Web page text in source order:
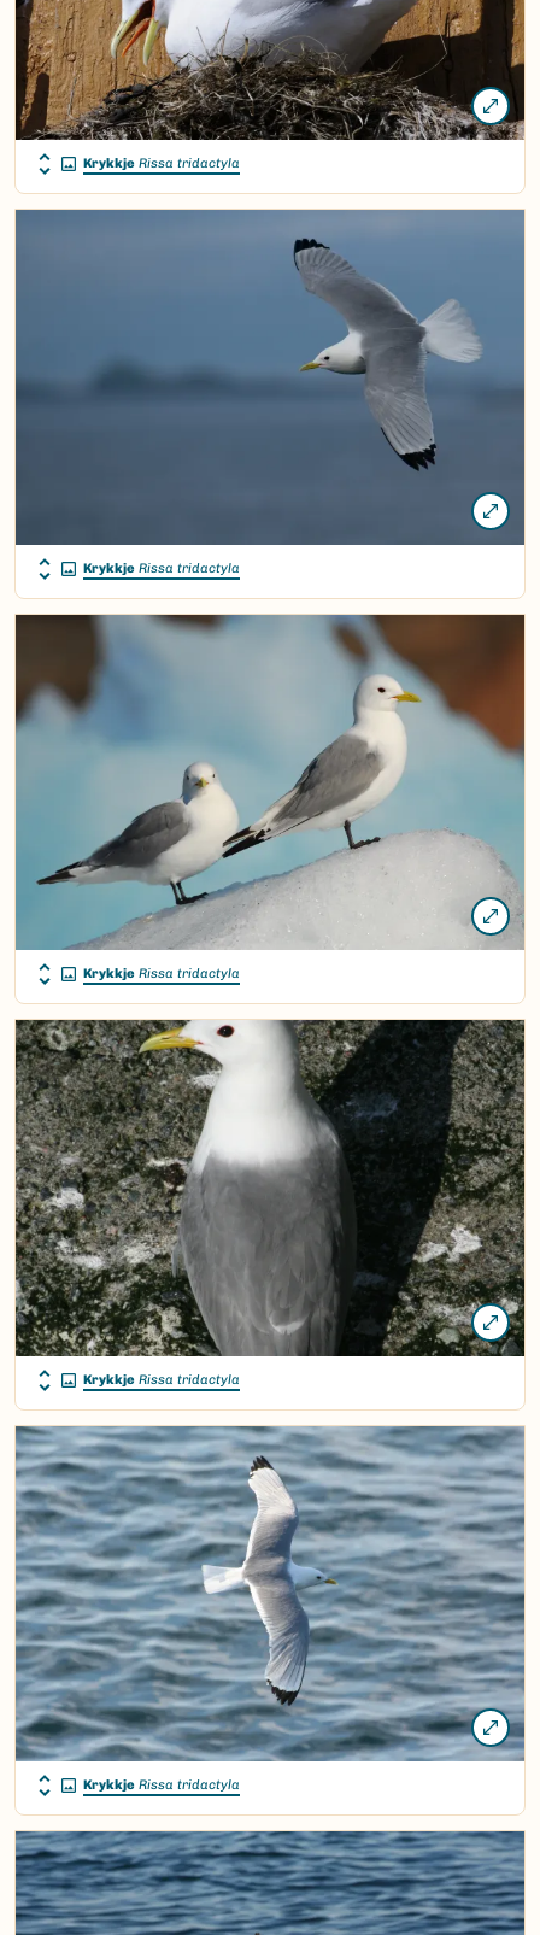
Krykkje Rissa tridactyla
Krykkje Rissa tridactyla
Krykkje Rissa tridactyla
Krykkje Rissa tridactyla
Krykkje Rissa tridactyla